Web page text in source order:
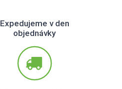
Expedujeme v den
objednávky